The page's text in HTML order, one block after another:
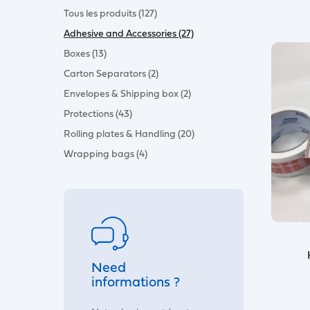
Tous les produits (127)
Adhesive and Accessories (27)
Boxes (13)
Carton Separators (2)
Envelopes & Shipping box (2)
Protections (43)
Rolling plates & Handling (20)
Wrapping bags (4)
Need
informations ?